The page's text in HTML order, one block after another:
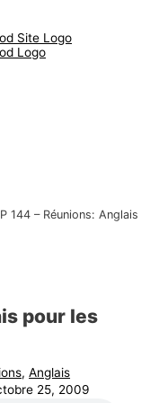
144 – Réunions: Anglais
pour les
,Anglais
25, 2009